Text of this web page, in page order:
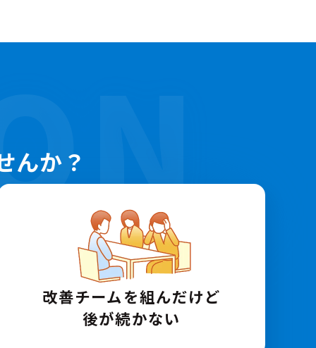
んか？
改善チームを組んだけど
後が続かない